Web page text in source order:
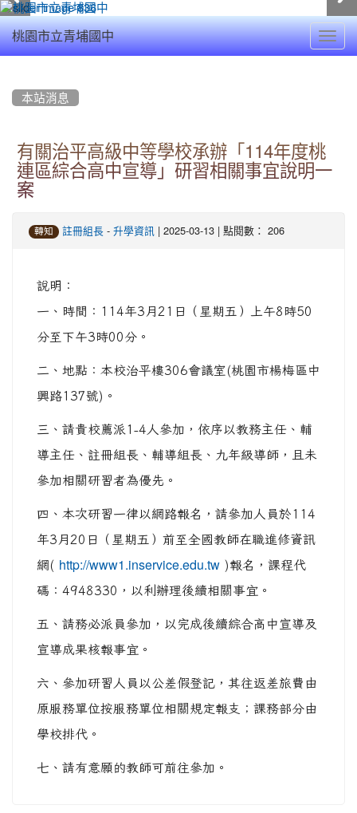
桃園市立青埔國中
本站消息
有關治平高級中等學校承辦「114年度桃
連區綜合高中宣導」研習相關事宜說明一
案
轉知 註冊組長 - 升學資訊 | 2025-03-13 | 點閱數： 206
說明：
一、時間：114年3月21日（星期五）上午8時50
分至下午3時00分。
二、地點：本校治平樓306會議室(桃園市楊梅區中
興路137號)。
三、請貴校薦派1-4人參加，依序以教務主任、輔
導主任、註冊組長、輔導組長、九年級導師，且未
參加相關研習者為優先。
四、本次研習一律以網路報名，請參加人員於114
年3月20日（星期五）前至全國教師在職進修資訊
網( http://www1.inservice.edu.tw )報名，課程代
碼：4948330，以利辦理後續相關事宜。
五、請務必派員參加，以完成後續綜合高中宣導及
宣導成果核報事宜。
六、參加研習人員以公差假登記，其往返差旅費由
原服務單位按服務單位相關規定報支；課務部分由
學校排代。
七、請有意願的教師可前往參加。